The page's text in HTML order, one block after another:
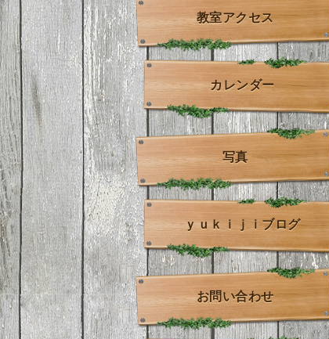
教室アクセス
カレンダー
写真
ｙｕｋｉｊｉブログ
お問い合わせ